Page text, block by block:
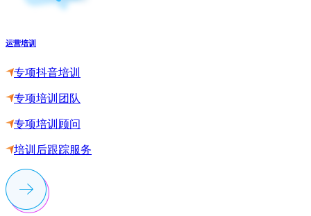
运营培训
专项抖音培训
专项培训团队
专项培训顾问
培训后跟踪服务